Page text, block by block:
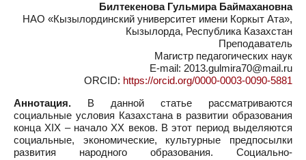
Билтекенова Гульмира Баймахановна
НАО «Кызылординский университет имени Коркыт Ата»,
Кызылорда, Республика Казахстан
Преподаватель
Магистр педагогических наук
E-mail: 2013.gulmira70@mail.ru
ORCID: https://orcid.org/0000-0003-0090-5881
Аннотация. В данной статье рассматриваются
социальные условия Казахстана в развитии образования
конца XIX – начало XX веков. В этот период выделяются
социальные, экономические, культурные предпосылки
развития народного образования. Социально-